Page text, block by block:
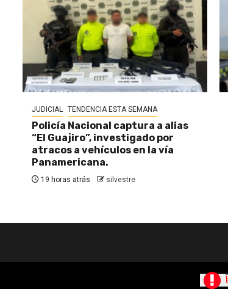
JUDICIAL TENDENCIA ESTA SEMANA
Policía Nacional captura a alias
“El Guajiro”, investigado por
atracos a vehículos en la vía
Panamericana.
19 horas atrás silvestre